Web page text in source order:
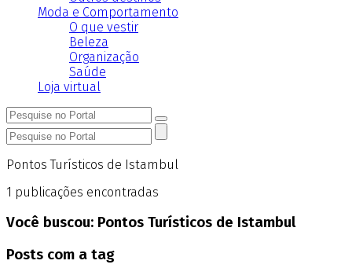
Moda e Comportamento
O que vestir
Beleza
Organização
Saúde
Loja virtual
Pontos Turísticos de Istambul
1 publicações encontradas
Você buscou: Pontos Turísticos de Istambul
Posts com a tag